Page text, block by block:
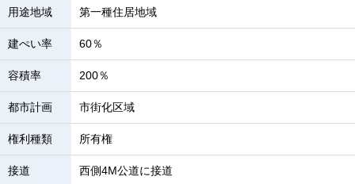
用途地域 第一種住居地域
建ぺい率 60％
容積率 200％
都市計画 市街化区域
権利種類 所有権
接道 西側4M公道に接道